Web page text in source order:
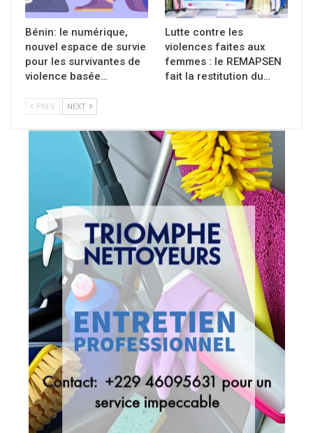
Bénin: le numérique,
nouvel espace de survie
pour les survivantes de
violence basée…
Lutte contre les
violences faites aux
femmes : le REMAPSEN
fait la restitution du…
PREV NEXT